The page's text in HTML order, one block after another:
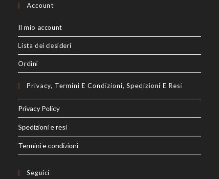
Account
Il mio account
Lista dei desideri
Ordini
Privacy, Termini E Condizioni, Spedizioni E Resi
Privacy Policy
Spedizioni e resi
Termini e condizioni
Seguici